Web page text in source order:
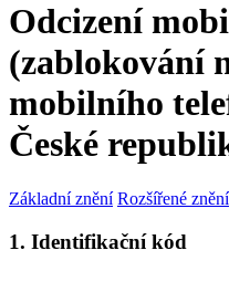
Odcizení
(zablokování
mobilního
České
Základní znění Rozšířené znění
1. Identifikační kód